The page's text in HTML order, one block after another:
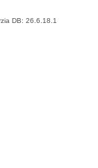
DB: 26.6.18.1